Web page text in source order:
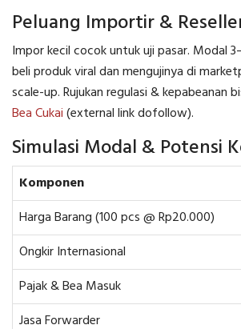
Peluang Importir &
Impor kecil cocok untuk uji pasar. Modal
beli produk viral dan mengujinya di
scale-up. Rujukan regulasi & kepabeanan
Bea Cukai(external link dofollow).
Simulasi Modal & Potensi
Komponen
Harga Barang (100 pcs @ Rp20.000)
Ongkir Internasional
Pajak & Bea Masuk
Jasa Forwarder